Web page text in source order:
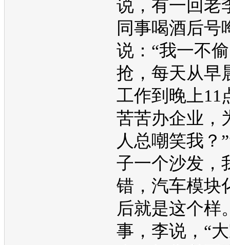
说，有一回老
同事喝酒后号
说：“我一不
抢，每天从早
工作到晚上11
苦苦办企业，
人总嘲笑我？
子一个沙发，
错，汽车模块
后就是这个样
事，李说，“